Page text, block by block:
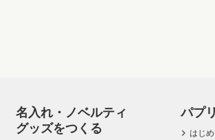
名入れ・ノベルティ
グッズをつくる
パプリ
はじ